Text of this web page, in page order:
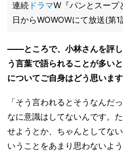
連続 ドラマW『パンとスープ
日からWOWOWにて放送(第
――ところで、小林さんを評
う言葉で語られることが多い
についてご自身はどう思いま
「そう言われるとそうなんだ
なに意識はしてないんです。
せようとか、ちゃんとしてな
いうことをあまり思わないよ